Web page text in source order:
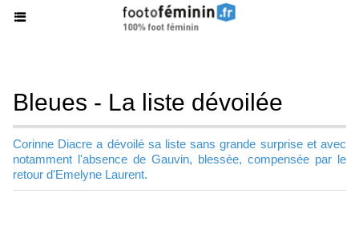
Bleues - La liste dévoilée
Corinne Diacre a dévoilé sa liste sans grande surprise et avec
notamment l'absence de Gauvin, blessée, compensée par le
retour d'Emelyne Laurent.